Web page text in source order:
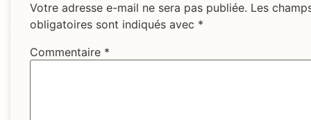
Votre adresse e-mail ne sera pas publiée. Les
obligatoires sont indiqués avec *
Commentaire *